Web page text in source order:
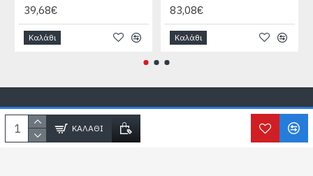
ΚΑΛΆΘΙ
39,68€
Καλάθι
83,08€
Καλάθι
Copyright © SecureLife.gr2026, All Rights Reserved